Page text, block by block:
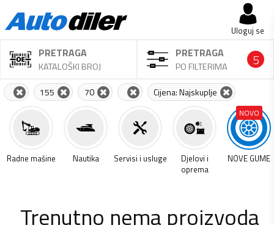
Uloguj se
PRETRAGA
KATALOŠKI BROJ
PRETRAGA
PO FILTERIMA 5
155 70 Cijena: Najskuplje
Radne mašine Nautika Servisi i usluge
Djelovi i
oprema
NOVO
NOVE GUME
Trenutno nema proizvoda